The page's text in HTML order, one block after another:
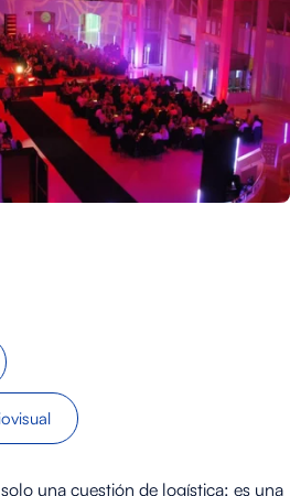
una cuestión de logística: es una